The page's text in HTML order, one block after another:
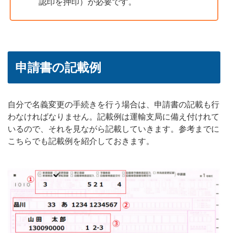
認印を押印）が必要です。
申請書の記載例
自分で名義変更の手続きを行う場合は、申請書の記載も行
わなければなりません。記載例は運輸支局に備え付けれて
いるので、それを見ながら記載していきます。参考までに
こちらでも記載例を紹介しておきます。